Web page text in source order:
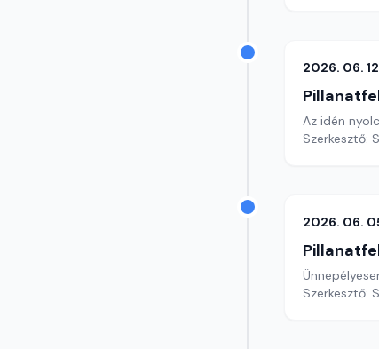
2026. 06.
Az idén
Szerkesztő:
2026. 06.
Szerkesztő: